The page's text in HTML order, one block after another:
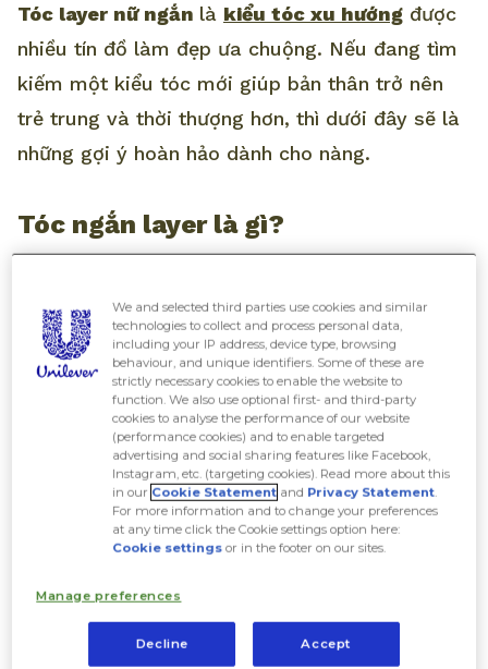
Tóc layer nữ ngắn là kiểu tóc xu hướng được
nhiều tín đồ làm đẹp ưa chuộng. Nếu đang tìm
kiếm một kiểu tóc mới giúp bản thân trở nên
trẻ trung và thời thượng hơn, thì dưới đây sẽ là
những gợi ý hoàn hảo dành cho nàng.
Tóc ngắn layer là gì?
We and selected third parties use cookies and similar
technologies to collect and process personal data,
including your IP address, device type, browsing
behaviour, and unique identifiers. Some of these are
strictly necessary cookies to enable the website to
function. We also use optional first- and third-party
cookies to analyse the performance of our website
(performance cookies) and to enable targeted
advertising and social sharing features like Facebook,
Instagram, etc. (targeting cookies). Read more about this
in our Cookie Statement and Privacy Statement.
For more information and to change your preferences
at any time click the Cookie settings option here:
Cookie settings or in the footer on our sites.
Manage preferences
Decline Accept